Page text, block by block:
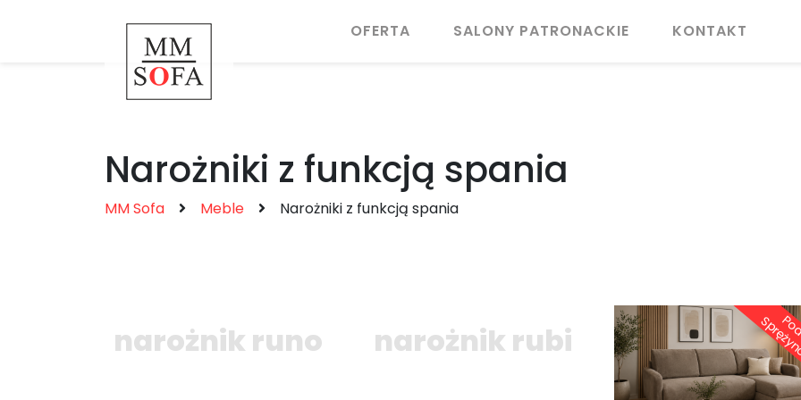
OFERTA SALONY PATRONACKIE KONTAKT
Narożniki z funkcją spania
MM Sofa Meble Narożniki z funkcją spania
narożnik runo narożnik rubi